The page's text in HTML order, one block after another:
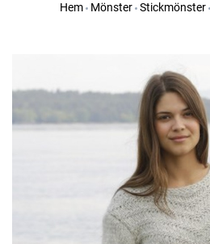
Hem Mönster Stickmönster